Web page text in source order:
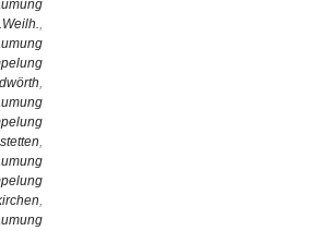
,
,
,
,